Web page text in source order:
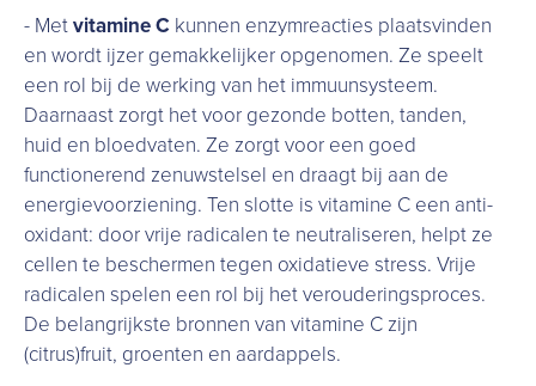
- Metvitamine C kunnen enzymreacties plaatsvinden
en wordt ijzer gemakkelijker opgenomen. Ze speelt
een rol bij de werking van het immuunsysteem.
Daarnaast zorgt het voor gezonde botten, tanden,
huid en bloedvaten. Ze zorgt voor een goed
functionerend zenuwstelsel en draagt bij aan de
energievoorziening. Ten slotte is vitamine C een anti-
oxidant: door vrije radicalen te neutraliseren, helpt ze
cellen te beschermen tegen oxidatieve stress. Vrije
radicalen spelen een rol bij het verouderingsproces.
De belangrijkste bronnen van vitamine C zijn
(citrus)fruit, groenten en aardappels.